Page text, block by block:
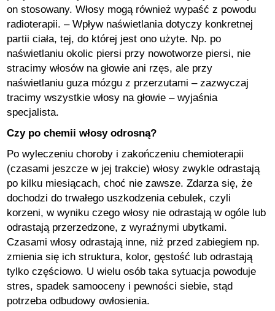
on stosowany. Włosy mogą również wypaść z powodu
radioterapii. – Wpływ naświetlania dotyczy konkretnej
partii ciała, tej, do której jest ono użyte. Np. po
naświetlaniu okolic piersi przy nowotworze piersi, nie
stracimy włosów na głowie ani rzęs, ale przy
naświetlaniu guza mózgu z przerzutami – zazwyczaj
tracimy wszystkie włosy na głowie – wyjaśnia
specjalista.
Czy po chemii włosy odrosną?
Po wyleczeniu choroby i zakończeniu chemioterapii
(czasami jeszcze w jej trakcie) włosy zwykle odrastają
po kilku miesiącach, choć nie zawsze. Zdarza się, że
dochodzi do trwałego uszkodzenia cebulek, czyli
korzeni, w wyniku czego włosy nie odrastają w ogóle lub
odrastają przerzedzone, z wyraźnymi ubytkami.
Czasami włosy odrastają inne, niż przed zabiegiem np.
zmienia się ich struktura, kolor, gęstość lub odrastają
tylko częściowo. U wielu osób taka sytuacja powoduje
stres, spadek samooceny i pewności siebie, stąd
potrzeba odbudowy owłosienia.